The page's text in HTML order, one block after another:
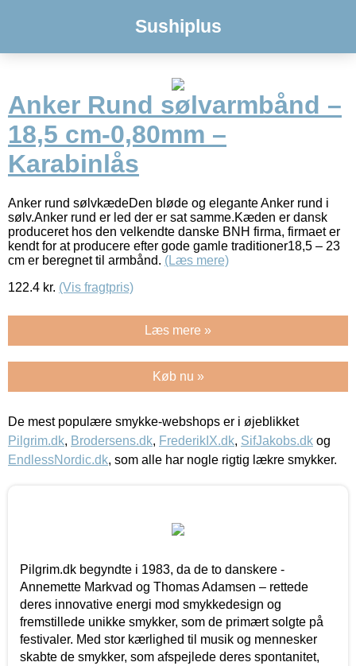
Sushiplus
Anker Rund sølvarmbånd –
18,5 cm-0,80mm –
Karabinlås
Anker rund sølvkædeDen bløde og elegante Anker rund i
sølv.Anker rund er led der er sat samme.Kæden er dansk
produceret hos den velkendte danske BNH firma, firmaet er
kendt for at producere efter gode gamle traditioner18,5 – 23
cm er beregnet til armbånd. (Læs mere)
122.4 kr. (Vis fragtpris)
Læs mere »
Køb nu »
De mest populære smykke-webshops er i øjeblikket
Pilgrim.dk, Brodersens.dk, FrederikIX.dk, SifJakobs.dk og
EndlessNordic.dk, som alle har nogle rigtig lækre smykker.
Pilgrim.dk begyndte i 1983, da de to danskere -
Annemette Markvad og Thomas Adamsen – rettede
deres innovative energi mod smykkedesign og
fremstillede unikke smykker, som de primært solgte på
festivaler. Med stor kærlighed til musik og mennesker
skabte de smykker, som afspejlede deres spontanitet,